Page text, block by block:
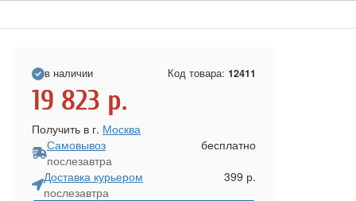
в наличии Код товара: 12411
19 823 р.
Получить в г. Москва
Самовывоз
послезавтра
бесплатно
Доставка курьером
послезавтра
399 р.